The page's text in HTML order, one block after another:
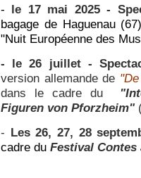
- le 17 mai 2025 -
bagage de Haguenau
"Nuit Européenne des
- le 26 juillet -
version allemande de
dans le cadre du
Figuren von Pforzheim"
- Les 26, 27, 28
cadre du Festival Contes